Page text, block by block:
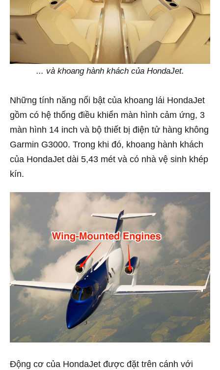
... và khoang hành khách của HondaJet.
Những tính năng nổi bật của khoang lái HondaJet
gồm có hệ thống điều khiển màn hình cảm ứng, 3
màn hình 14 inch và bộ thiết bị điện tử hàng không
Garmin G3000. Trong khi đó, khoang hành khách
của HondaJet dài 5,43 mét và có nhà vệ sinh khép
kín.
Động cơ của HondaJet được đặt trên cánh với